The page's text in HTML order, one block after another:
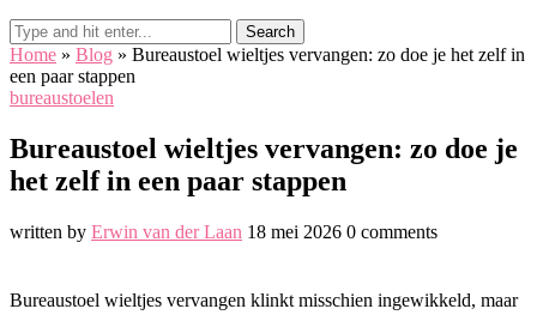
Search
Home » Blog » Bureaustoel wieltjes vervangen: zo doe je het zelf in
een paar stappen
bureaustoelen
Bureaustoel wieltjes vervangen: zo doe je
het zelf in een paar stappen
written by Erwin van der Laan 18 mei 2026 0 comments
Bureaustoel wieltjes vervangen klinkt misschien ingewikkeld, maar